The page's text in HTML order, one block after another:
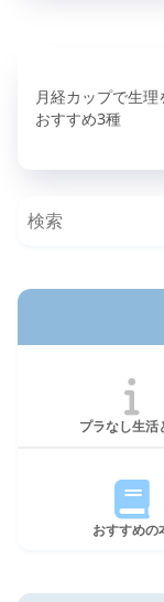
月経カップで生理
おすすめ3種
プラなし生活
おすすめの